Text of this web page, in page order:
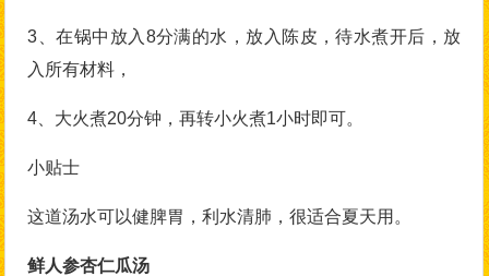
3、在锅中放入8分满的水，放入陈皮，待水煮开后，放
入所有材料，
4、大火煮20分钟，再转小火煮1小时即可。
小贴士
这道汤水可以健脾胃，利水清肺，很适合夏天用。
鲜人参杏仁瓜汤